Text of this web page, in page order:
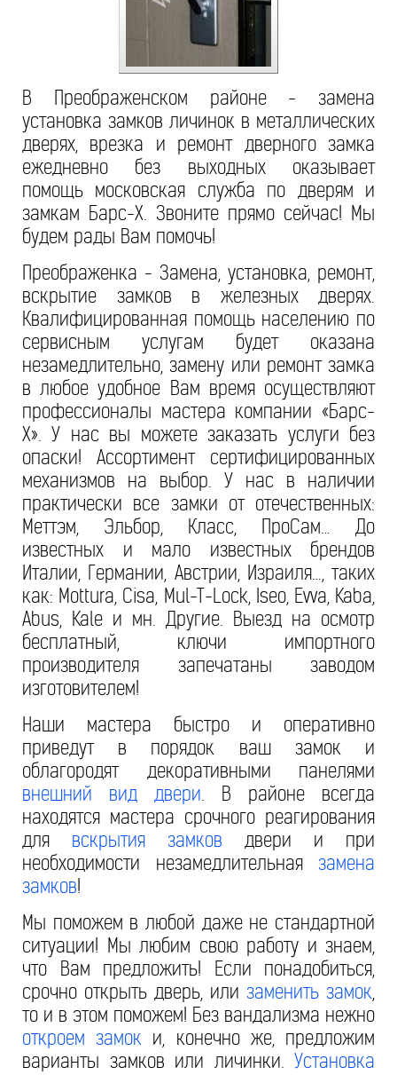
В Преображенском районе - замена
установка замков личинок в металлических
дверях, врезка и ремонт дверного замка
ежедневно без выходных оказывает
помощь московская служба по дверям и
замкам Барс-Х. Звоните прямо сейчас! Мы
будем рады Вам помочь!
Преображенка - Замена, установка, ремонт,
вскрытие замков в железных дверях.
Квалифицированная помощь населению по
сервисным услугам будет оказана
незамедлительно, замену или ремонт замка
в любое удобное Вам время осуществляют
профессионалы мастера компании «Барс-
Х». У нас вы можете заказать услуги без
опаски! Ассортимент сертифицированных
механизмов на выбор. У нас в наличии
практически все замки от отечественных:
Меттэм, Эльбор, Класс, ПроСам… До
известных и мало известных брендов
Италии, Германии, Австрии, Израиля…, таких
как: Mottura, Cisa, Mul-T-Lock, Iseo, Evva, Kaba,
Abus, Kale и мн. Другие. Выезд на осмотр
бесплатный, ключи импортного
производителя запечатаны заводом
изготовителем!
Наши мастера быстро и оперативно
приведут в порядок ваш замок и
облагородят декоративными панелями
внешний вид двери. В районе всегда
находятся мастера срочного реагирования
для вскрытия замков двери и при
необходимости незамедлительная замена
замков!
Мы поможем в любой даже не стандартной
ситуации! Мы любим свою работу и знаем,
что Вам предложить! Если понадобиться,
срочно открыть дверь, или заменить замок,
то и в этом поможем! Без вандализма нежно
откроем замок и, конечно же, предложим
варианты замков или личинки. Установка